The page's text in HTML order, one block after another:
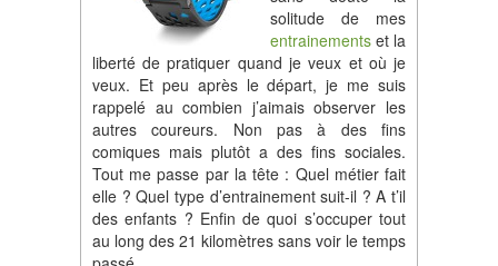
solitude de mes
entrainementset la
liberté de pratiquer quand je veux et où je
veux. Et peu après le départ, je me suis
rappelé au combien j’aimais observer les
autres coureurs. Non pas à des fins
comiques mais plutôt a des fins sociales.
Tout me passe par la tête : Quel métier fait
elle ? Quel type d’entrainement suit-il ? A t’il
des enfants ? Enfin de quoi s’occuper tout
au long des 21 kilomètres sans voir le temps